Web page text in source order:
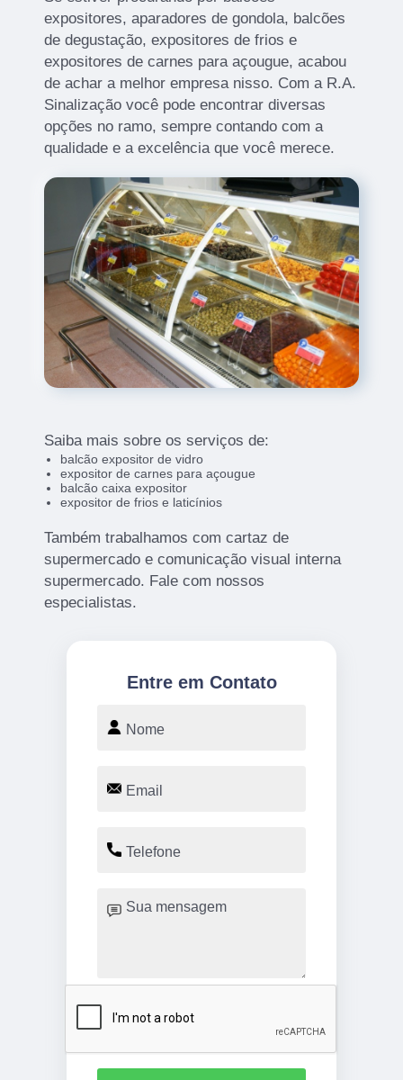
expositores, aparadores de gondola, balcões
de degustação, expositores de frios e
expositores de carnes para açougue, acabou
de achar a melhor empresa nisso. Com a R.A.
Sinalização você pode encontrar diversas
opções no ramo, sempre contando com a
qualidade e a excelência que você merece.
Saiba mais sobre os serviços de:
balcão expositor de vidro
expositor de carnes para açougue
balcão caixa expositor
expositor de frios e laticínios
Também trabalhamos com cartaz de
supermercado e comunicação visual interna
supermercado. Fale com nossos
especialistas.
Entre em Contato